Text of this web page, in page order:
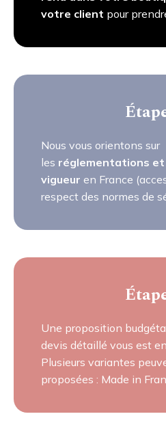
votre client pour
Nous vous orientons sur
les réglementations et
vigueur en France
respect des normes de
Une proposition
devis détaillé vous est
Plusieurs variantes
proposées : Made in